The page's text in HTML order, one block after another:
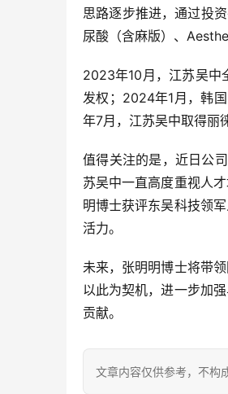
思路逐步推进，通过投
尿酸（含麻版）、
2023年10月，江苏吴中
发权；2024年1月，韩
年7月，江苏吴中取得丽
值得关注的是，近日公
苏吴中一直高度重视人
明博士获评东吴科技领
活力。
未来，张明明博士将带
以此为契机，进一步加
贡献。
文章内容仅供参考，不构